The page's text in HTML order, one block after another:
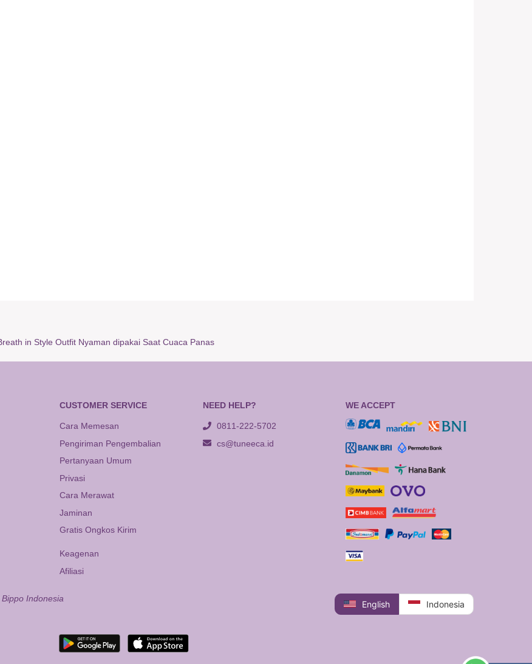
in Style Outfit Nyaman dipakai Saat Cuaca Panas
CUSTOMER SERVICE
Cara Memesan
Pengiriman Pengembalian
Pertanyaan Umum
Privasi
Cara Merawat
Jaminan
Gratis Ongkos Kirim
Keagenan
Afiliasi
NEED HELP?
0811-222-5702
cs@tuneeca.id
WE ACCEPT
Bippo Indonesia
English Indonesia